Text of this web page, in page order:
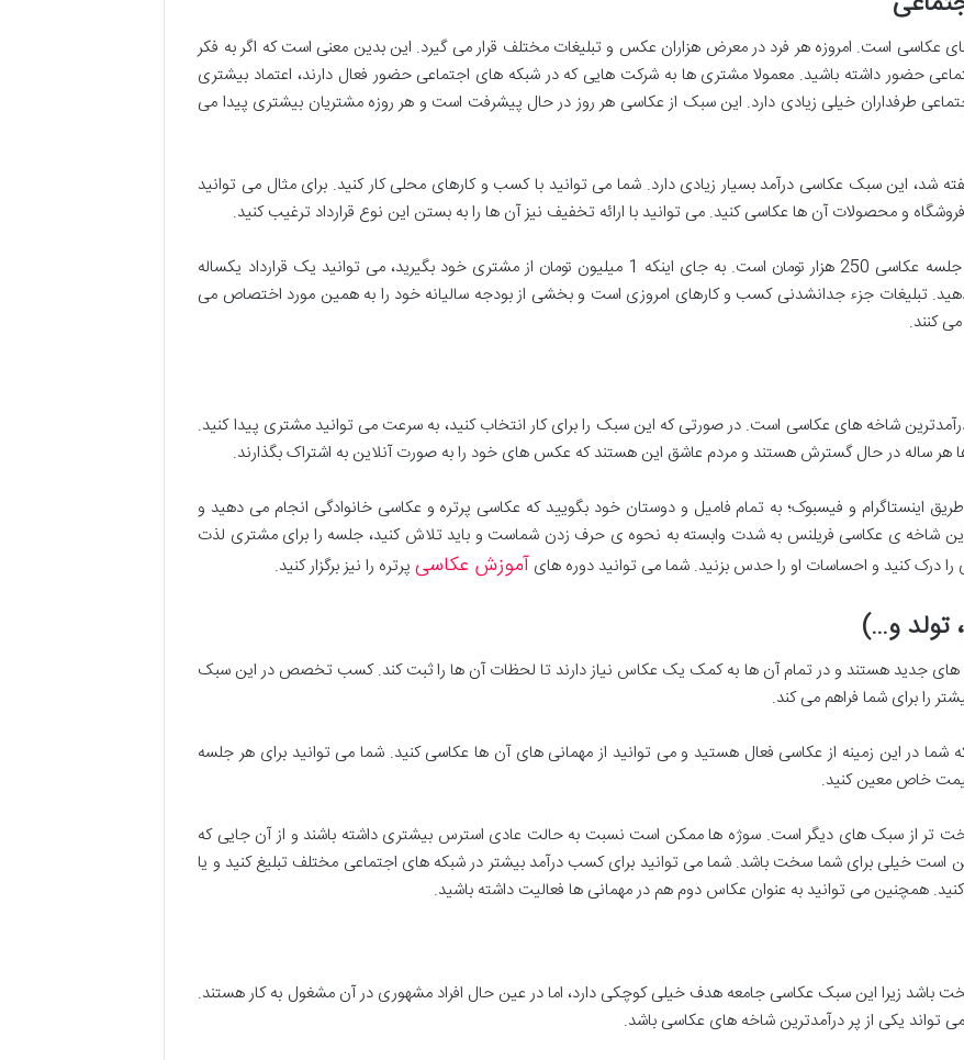
عکاسی است. امروزه هر فرد در معرض هزاران عکس و تبلیغات مختلف قرار می گیرد. این بدین معنی است که اگر به فکر
حضور داشته باشید. معمولا مشتری ها به شرکت هایی که در شبکه های اجتماعی حضور فعال دارند، اعتماد بیشتری
طرفداران خیلی زیادی دارد. این سبک از عکاسی هر روز در حال پیشرفت است و هر روزه مشتریان بیشتری پیدا می
شد، این سبک عکاسی درآمد بسیار زیادی دارد. شما می توانید با کسب و کارهای محلی کار کنید. برای مثال می توانید
و محصولات آن ها عکاسی کنید. می توانید با ارائه تخفیف نیز آن ها را به بستن این نوع قرارداد ترغیب کنید.
برای مثال تصور کنید که حق الزحمه شما برای هر جلسه عکاسی 250 هزار تومان است. به جای اینکه 1 میلیون تومان از مشتری خود بگیرید، می توانید یک قرارداد یکساله
را به 800 هزار تومان کاهش دهید. تبلیغات جزء جدانشدنی کسب و کارهای امروزی است و بخشی از بودجه سالیانه خود را به همین مورد اختصاص می
کنند.
شاخه های عکاسی است. در صورتی که این سبک را برای کار انتخاب کنید، به سرعت می توانید مشتری پیدا کنید.
ها هر ساله در حال گسترش هستند و مردم عاشق این هستند که عکس های خود را به صورت آنلاین به اشتراک بگذارند.
اینستاگرام و فیسبوک؛ به تمام فامیل و دوستان خود بگویید که عکاسی پرتره و عکاسی خانوادگی انجام می دهید و
شاخه ی عکاسی فریلنس به شدت وابسته به نحوه ی حرف زدن شماست و باید تلاش کنید، جلسه را برای مشتری لذت
درک کنید و احساسات او را حدس بزنید. شما می توانید دوره هایآموزش عکاسی پرتره را نیز برگزار کنید.
های جدید هستند و در تمام آن ها به کمک یک عکاس نیاز دارند تا لحظات آن ها را ثبت کند. کسب تخصص در این سبک
را برای شما فراهم می کند.
در این زمینه از عکاسی فعال هستید و می توانید از مهمانی های آن ها عکاسی کنید. شما می توانید برای هر جلسه
خاص معین کنید.
تر از سبک های دیگر است. سوژه ها ممکن است نسبت به حالت عادی استرس بیشتری داشته باشند و از آن جایی که
خیلی برای شما سخت باشد. شما می توانید برای کسب درآمد بیشتر در شبکه های اجتماعی مختلف تبلیغ کنید و یا
همچنین می توانید به عنوان عکاس دوم هم در مهمانی ها فعالیت داشته باشید.
زیرا این سبک عکاسی جامعه هدف خیلی کوچکی دارد، اما در عین حال افراد مشهوری در آن مشغول به کار هستند.
یکی از پر درآمدترین شاخه های عکاسی باشد.